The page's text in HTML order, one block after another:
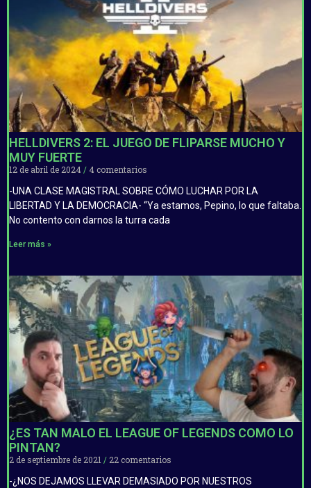
HELLDIVERS 2: EL JUEGO DE FLIPARSE MUCHO Y
MUY FUERTE
12 de abril de 2024
4 comentarios
-UNA CLASE MAGISTRAL SOBRE CÓMO LUCHAR POR LA
LIBERTAD Y LA DEMOCRACIA- “Ya estamos, Pepino, lo que faltaba.
No contento con darnos la turra cada
Leer más »
¿ES TAN MALO EL LEAGUE OF LEGENDS COMO LO
PINTAN?
2 de septiembre de 2021
22 comentarios
-¿NOS DEJAMOS LLEVAR DEMASIADO POR NUESTROS